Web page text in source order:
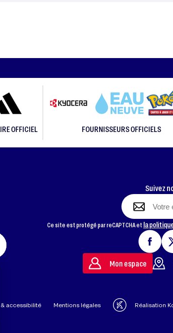
OFFICIEL FOURNISSEURS OFFICIELS
Suivez
Ce site est protégé par reCAPTCHA et la
Mon espace
& accessibilité Mentions légales Réalisation